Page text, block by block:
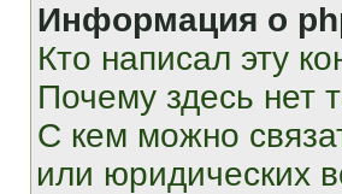
Информация о
Кто написал эту
Почему здесь нет
С кем можно
или юридических